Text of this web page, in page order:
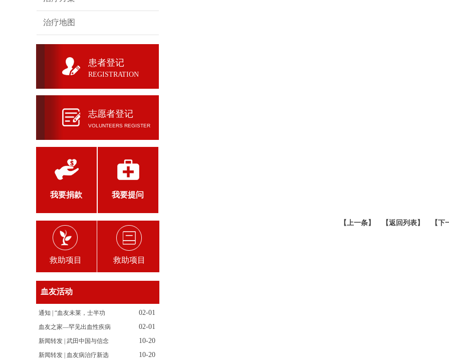
治疗地图
患者登记
REGISTRATION
志愿者登记
VOLUNTEERS REGISTER
我要捐款 我要提问
救助项目 救助项目
血友活动
通知 | “血友未莱，士半功 02-01
血友之家—罕见出血性疾病 02-01
新闻转发 | 武田中国与信念 10-20
新闻转发 | 血友病治疗新选 10-20
【上一条】 【返回列表】 【下